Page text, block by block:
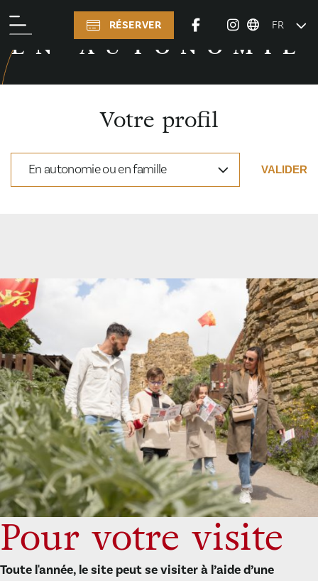
RÉSERVER FR
PRÉPARER VOTRE VISITE
EN AUTONOMIE
Votre profil
En autonomie ou en famille VALIDER
Pour votre visite
Toute l'année, le site peut se visiter à l’aide d’une